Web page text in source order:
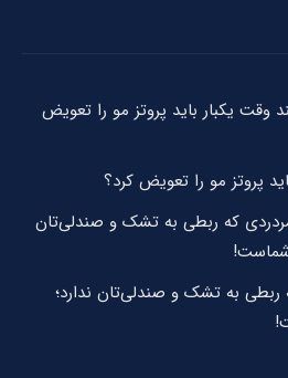
وقت یکبار باید پروتز مو را تعویض
پروتز مو را تعویض کرد؟
که ربطی به تشک و صندلی‌تان
شماست!
ربطی به تشک و صندلی‌تان ندارد؛